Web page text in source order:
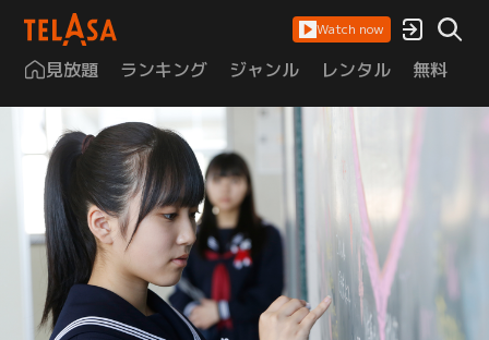
Watch now
見放題 ランキング ジャンル レンタル 無料